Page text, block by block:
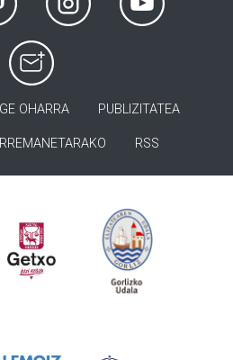
OHARRA PUBLIZITATEA
RSS